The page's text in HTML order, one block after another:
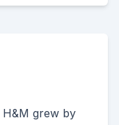
H&M grew by